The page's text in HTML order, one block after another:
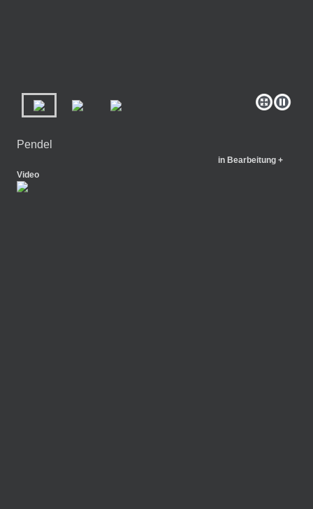
Pendel
in Bearbeitung +
Video